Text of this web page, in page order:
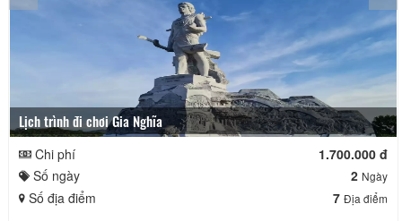
Lịch trình đi chơi Gia Nghĩa
Chi phí
1.700.000 đ
Số ngày
2 Ngày
Số địa điểm 7 Địa điểm